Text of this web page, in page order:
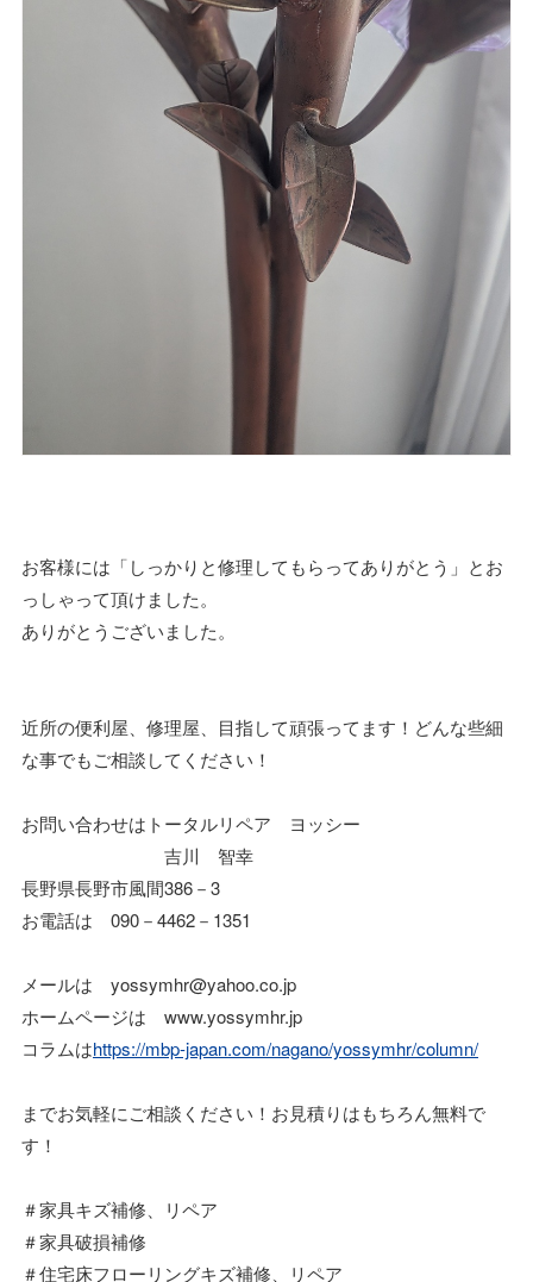
お客様には「しっかりと修理してもらってありがとう」とお
っしゃって頂けました。
ありがとうございました。
近所の便利屋、修理屋、目指して頑張ってます！どんな些細
な事でもご相談してください！
お問い合わせはトータルリペア ヨッシー
吉川 智幸
長野県長野市風間386－3
お電話は 090－4462－1351
メールは yossymhr@yahoo.co.jp
ホームページは www.yossymhr.jp
コラムはhttps://mbp-japan.com/nagano/yossymhr/column/
までお気軽にご相談ください！お見積りはもちろん無料で
す！
＃家具キズ補修、リペア
＃家具破損補修
＃住宅床フローリングキズ補修、リペア